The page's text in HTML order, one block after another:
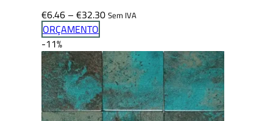
€6.46 – €32.30Price
through
€32.30
Sem IVA
ORÇAMENTO
-11%